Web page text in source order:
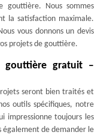
gouttière. Nous sommes
la satisfaction maximale.
vous donnons un devis
projets de gouttière.
gouttière gratuit –
seront bien traités et
outils spécifiques, notre
impressionne toujours les
également de demander le